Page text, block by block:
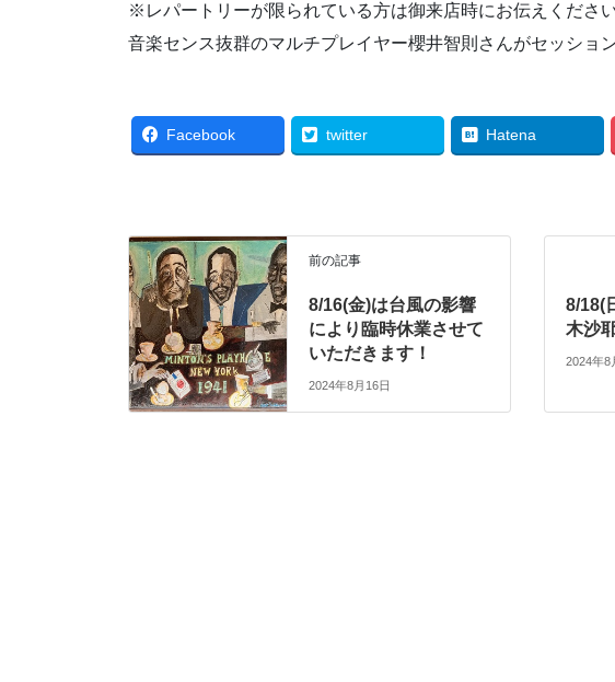
※レパートリーが限られている方は御来店時にお伝えください
音楽センス抜群のマルチプレイヤー櫻井智則さんがセッショ
Facebook twitter Hatena
前の記事
8/16(金)は台風の影響
により臨時休業させて
いただきます！
2024年8月16日
8/18(
木沙
2024年8